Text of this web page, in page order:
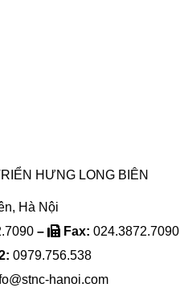
HƯNG LONG BIÊN
Hà Nội
– Fax: 024.3872.7090
0979.756.538
hanoi.com